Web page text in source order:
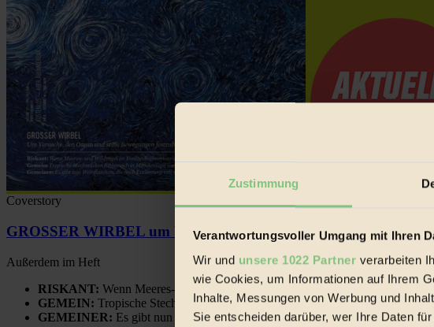
Zustimmung
Verantwortungsvoller Umgang mit Ihren
Wir und unsere 1022 Partner verarbeiten
wie Cookies, um Informationen auf Ihrem
Inhalte, Messungen von Werbung und
Sie entscheiden darüber, wer Ihre Daten
Coverstory
GROSSER WIRBEL um Versuche, den Ozean und seine
Außerdem im Heft
RISKANT: Wenn Meeres- und Wildvögel im Freilandhühnerbetrieb
GEMEIN: Tropische Stechmücken fühlen sich in Mitteleuropa inziwschen oft
GEMEINER: Es gibt nun Weinflaschen, die nach Entleerung voll wieder zu